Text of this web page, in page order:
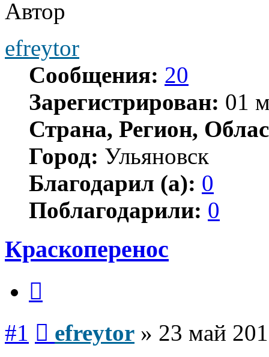
Автор
efreytor
Сообщения: 20
Зарегистрирован: 01
Страна, Регион,
Город: Ульяновск
Благодарил (а): 0
Поблагодарили: 0
Краскоперенос
#1 efreytor » 23 май